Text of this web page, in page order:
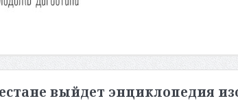
выйдет энциклопедия